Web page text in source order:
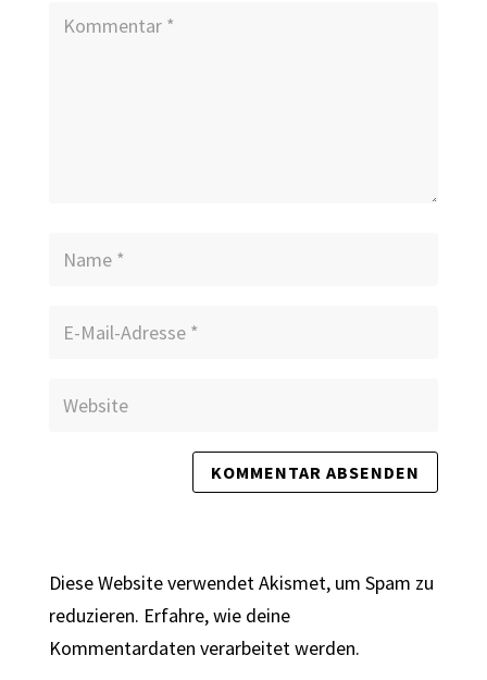
Diese Website verwendet Akismet, um Spam zu
reduzieren. Erfahre, wie deine
Kommentardaten verarbeitet werden.